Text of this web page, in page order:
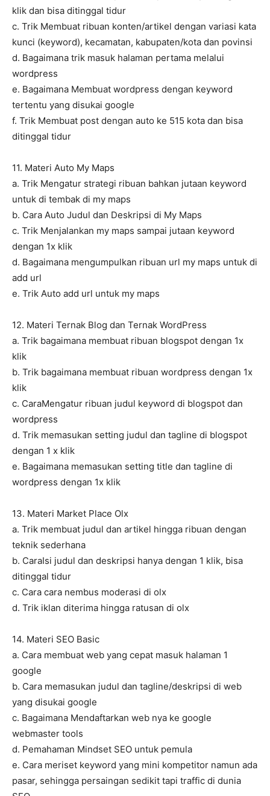
klik dan bisa ditinggal tidur
c. Trik Membuat ribuan konten/artikel dengan variasi kata
kunci (keyword), kecamatan, kabupaten/kota dan povinsi
d. Bagaimana trik masuk halaman pertama melalui
wordpress
e. Bagaimana Membuat wordpress dengan keyword
tertentu yang disukai google
f. Trik Membuat post dengan auto ke 515 kota dan bisa
ditinggal tidur
11. Materi Auto My Maps
a. Trik Mengatur strategi ribuan bahkan jutaan keyword
untuk di tembak di my maps
b. Cara Auto Judul dan Deskripsi di My Maps
c. Trik Menjalankan my maps sampai jutaan keyword
dengan 1x klik
d. Bagaimana mengumpulkan ribuan url my maps untuk di
add url
e. Trik Auto add url untuk my maps
12. Materi Ternak Blog dan Ternak WordPress
a. Trik bagaimana membuat ribuan blogspot dengan 1x
klik
b. Trik bagaimana membuat ribuan wordpress dengan 1x
klik
c. CaraMengatur ribuan judul keyword di blogspot dan
wordpress
d. Trik memasukan setting judul dan tagline di blogspot
dengan 1 x klik
e. Bagaimana memasukan setting title dan tagline di
wordpress dengan 1x klik
13. Materi Market Place Olx
a. Trik membuat judul dan artikel hingga ribuan dengan
teknik sederhana
b. CaraIsi judul dan deskripsi hanya dengan 1 klik, bisa
ditinggal tidur
c. Cara cara nembus moderasi di olx
d. Trik iklan diterima hingga ratusan di olx
14. Materi SEO Basic
a. Cara membuat web yang cepat masuk halaman 1
google
b. Cara memasukan judul dan tagline/deskripsi di web
yang disukai google
c. Bagaimana Mendaftarkan web nya ke google
webmaster tools
d. Pemahaman Mindset SEO untuk pemula
e. Cara meriset keyword yang mini kompetitor namun ada
pasar, sehingga persaingan sedikit tapi traffic di dunia